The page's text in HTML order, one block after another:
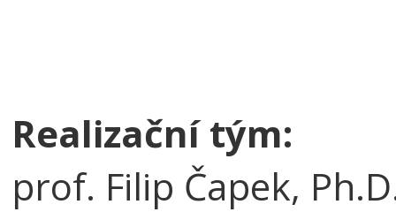
Realizační tým:
prof. Filip Čapek,